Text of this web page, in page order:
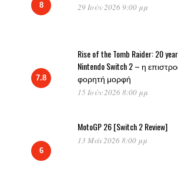
8 29 Ιούν 2026 9:00 μμ
7.8
Rise of the Tomb Raider: 20
Nintendo Switch 2 – η
φορητή μορφή
15 Ιούν 2026 8:00 μμ
6
MotoGP 26 [Switch 2 Review]
13 Μάι 2026 8:00 μμ